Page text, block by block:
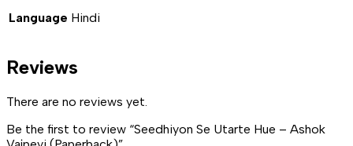
Language Hindi
Reviews
There are no reviews yet.
Be the first to review “Seedhiyon Se Utarte Hue – Ashok